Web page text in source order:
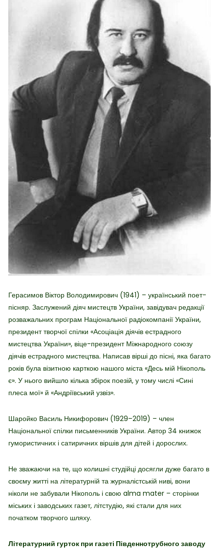
Герасимов Віктор Володимирович (1941) – український поет-
пісняр. Заслужений діяч мистецтв України, завідувач редакції
розважальних програм Національної радіокомпанії України,
президент творчої спілки «Асоціація діячів естрадного
мистецтва України», віце-президент Міжнародного союзу
діячів естрадного мистецтва. Написав вірші до пісні, яка багато
років була візитною карткою нашого міста «Десь мій Нікополь
є». У нього вийшло кілька збірок поезій, у тому числі «Сині
плеса мої» й «Андріївський узвіз».
Шаройко Василь Никифорович (1929–2019) – член
Національної спілки письменників України. Автор 34 книжок
гумористичних і сатиричних віршів для дітей і дорослих.
Не зважаючи на те, що колишні студійці досягли дуже багато в
своєму житті на літературній та журналістській ниві, вони
ніколи не забували Нікополь і свою alma mater – сторінки
міських і заводських газет, літстудію, які стали для них
початком творчого шляху.
Літературний гурток при газеті Південнотрубного заводу